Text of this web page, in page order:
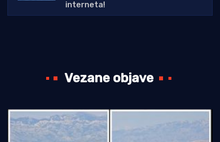
interneta!
Vezane objave